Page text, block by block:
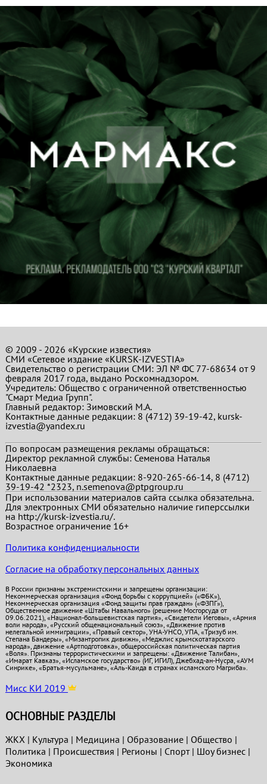
© 2009 - 2026 «Курские известия»
СМИ «Сетевое издание «KURSK-IZVESTIA»
Свидетельство о регистрации СМИ: ЭЛ № ФС 77-68634 от 9
февраля 2017 года, выдано Роскомнадзором.
Учредитель: Общество с ограниченной ответственностью
"Смарт Медиа Групп".
Главный редактор:Зимовский М.А.
Контактные данные редакции: 8 (4712) 39-19-42, kursk-
izvestia@yandex.ru
По вопросам размещения рекламы обращаться:
Директор рекламной службы: Семенова Наталья
Николаевна
Контактные данные редакции: 8-920-265-66-14, 8 (4712)
39-19-42 *2323, n.semenova@ptpgroup.ru
При использовании материалов сайта ссылка обязательна.
Для электронных СМИ обязательно наличие гиперссылки
на http://kursk-izvestia.ru/.
Возрастное ограничение 16+
Политика конфиденциальности
Согласие на обработку персональных данных
В России признаны экстремистскими и запрещены организации:
Некоммерческая организация «Фонд борьбы с коррупцией» («ФБК»),
Некоммерческая организация «Фонд защиты прав граждан» («ФЗПГ»),
Общественное движение «Штабы Навального» (решение Мосгорсуда от
09.06.2021), «Национал-большевистская партия», «Свидетели Иеговы», «Армия
воли народа», «Русский общенациональный союз», «Движение против
нелегальной иммиграции», «Правый сектор», УНА-УНСО, УПА, «Тризуб им.
Степана Бандеры», «Мизантропик дивижн», «Меджлис крымскотатарского
народа», движение «Артподготовка», общероссийская политическая партия
«Воля». Признаны террористическими и запрещены: «Движение Талибан»,
«Имарат Кавказ», «Исламское государство» (ИГ, ИГИЛ), Джебхад-ан-Нусра, «АУМ
Синрике», «Братья-мусульмане», «Аль-Каида в странах исламского Магриба».
Мисс КИ 2019
ОСНОВНЫЕ РАЗДЕЛЫ
ЖКХ | Культура | Медицина | Образование| Общество |
Политика | Проиcшествия | Регионы | Спорт| Шоу бизнес|
Экономика